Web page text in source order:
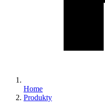
Home
Produkty